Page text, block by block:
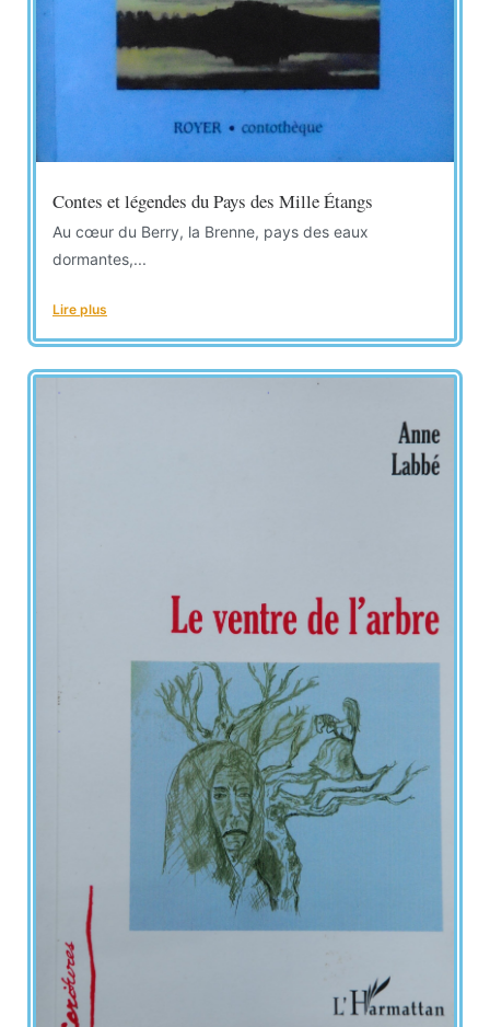
Contes et légendes du Pays des Mille Étangs
Au cœur du Berry, la Brenne, pays des eaux
dormantes,...
Lire plus